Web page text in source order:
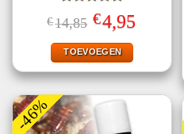
Gewaardeerd
5.00uit 5
€14,85 Oorspronkelijke
prijs
was:
€14,85.
€4,95prijs
TOEVOEGEN
-46%